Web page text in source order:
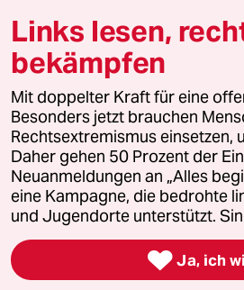
© 2026 taz Verlags und Vertriebs
Alle Rechte vorbehalten. Bei rechtlichen
wenden Sie sich bitte an
lizenzen@taz.de
Feedback Redaktionsstatut
Leitlinie Informant Datenschutz
Seitenwende Einwilligungen
Links lesen,
bekämpfen
Mit doppelter Kraft für eine
Besonders jetzt brauchen
Rechtsextremismus einsetzen,
Daher gehen 50 Prozent der
Neuanmeldungen an „Alles
eine Kampagne, die bedrohte
und Jugendorte unterstützt.
 Ja, ich